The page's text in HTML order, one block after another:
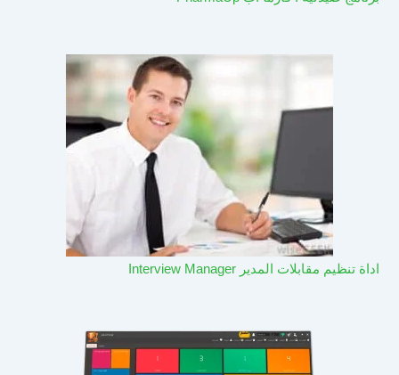
اداة تنظيم مقابلات المدير Interview Manager